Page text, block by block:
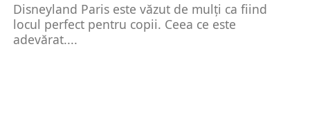
Disneyland Paris este văzut de mulți ca fiind
locul perfect pentru copii. Ceea ce este
adevărat....